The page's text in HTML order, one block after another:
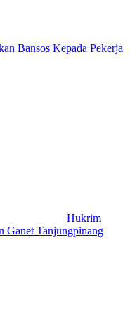
Bansos Kepada Pekerja
Hukrim
Ganet Tanjungpinang